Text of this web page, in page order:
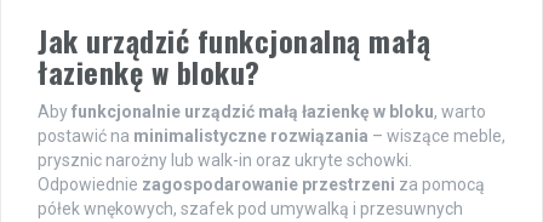
Jak urządzić funkcjonalną małą
łazienkę w bloku?
Abyfunkcjonalnie urządzić małą łazienkę w bloku, warto
postawić na minimalistyczne rozwiązania – wiszące meble,
prysznic narożny lub walk-in oraz ukryte schowki.
Odpowiednie zagospodarowanie przestrzeni za pomocą
półek wnękowych, szafek pod umywalką i przesuwnych